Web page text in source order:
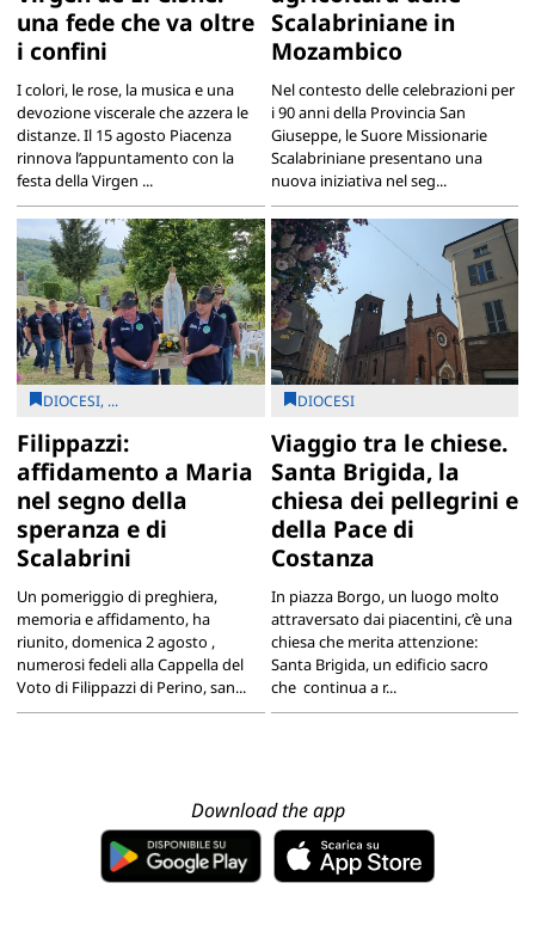
una fede che va oltre
i confini
I colori, le rose, la musica e una
devozione viscerale che azzera le
distanze. Il 15 agosto Piacenza
rinnova l’appuntamento con la
festa della Virgen ...
Scalabriniane in
Mozambico
Nel contesto delle celebrazioni per
i 90 anni della Provincia San
Giuseppe, le Suore Missionarie
Scalabriniane presentano una
nuova iniziativa nel seg...
DIOCESI, ...
Filippazzi:
affidamento a Maria
nel segno della
speranza e di
Scalabrini
Un pomeriggio di preghiera,
memoria e affidamento, ha
riunito, domenica 2 agosto ,
numerosi fedeli alla Cappella del
Voto di Filippazzi di Perino, san...
DIOCESI
Viaggio tra le chiese.
Santa Brigida, la
chiesa dei pellegrini e
della Pace di
Costanza
In piazza Borgo, un luogo molto
attraversato dai piacentini, c’è una
chiesa che merita attenzione:
Santa Brigida, un edificio sacro
che continua a r...
Download the app